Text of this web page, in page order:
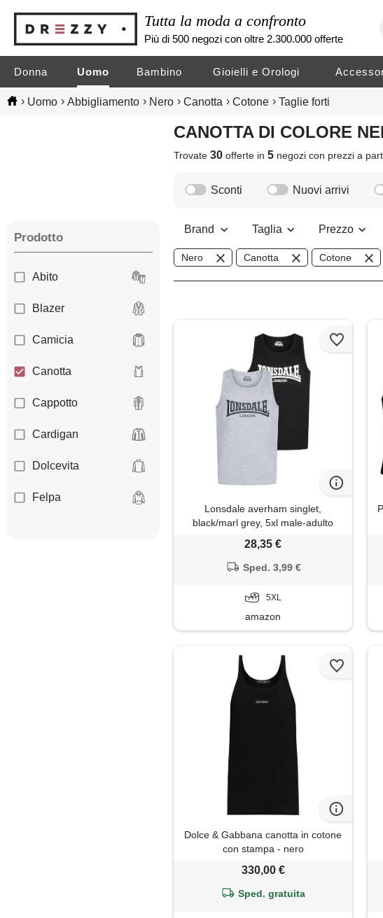
Tutta la moda a confronto
Più di 500 negozi con oltre 2.300.000 offerte
Donna Uomo Bambino Gioielli e Orologi
› Uomo › Abbigliamento › Nero › Canotta › Cotone › Taglie forti
CANOTTA DI COLORE
Trovate30 offerte in5 negozicon prezzi a
Prodotto
Abito
Blazer
Camicia
Canotta
Cappotto
Cardigan
Dolcevita
Felpa
Sconti Nuovi arrivi
Brand Taglia Prezzo
Nero Canotta Cotone
Lonsdale averham singlet,
black/marl grey, 5xl male-adulto
28,35 €
Sped. 3,99 €
5XL
amazon
Dolce & Gabbana canotta in cotone
con stampa - nero
330,00 €
Sped. gratuita